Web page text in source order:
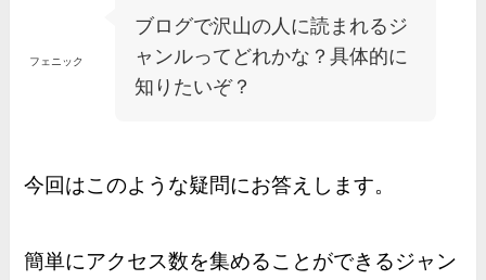
フェニック
ブログで沢山の人に読まれるジ
ャンルってどれかな？具体的に
知りたいぞ？
今回はこのような疑問にお答えします。
簡単にアクセス数を集めることができるジャン